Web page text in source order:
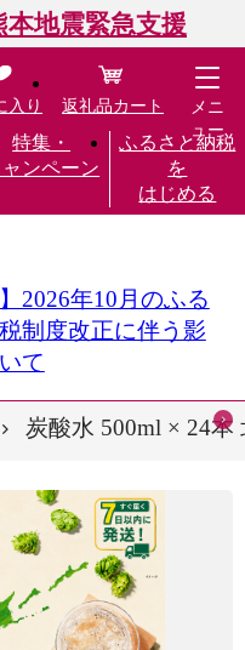
本地震緊急支援
特集・
ンペーン
ふるさと納税
を
はじめる
入り 返礼品カート
メニ
ュー
】2026年10月のふる
制度改正に伴う影
て
炭酸水 500ml × 24